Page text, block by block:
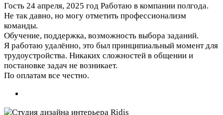
Гость 24 апреля, 2025 год Работаю в компании полгода.
Не так давно, но могу отметить профессионализм
команды.
Обучение, поддержка, возможность выбора заданий.
Я работаю удалённо, это был принципиальный момент для
трудоустройства. Никаких сложностей в общении и
постановке задач не возникает.
По оплатам все честно.